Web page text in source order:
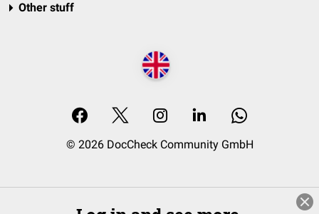
Other stuff
© 2026 DocCheck Community GmbH